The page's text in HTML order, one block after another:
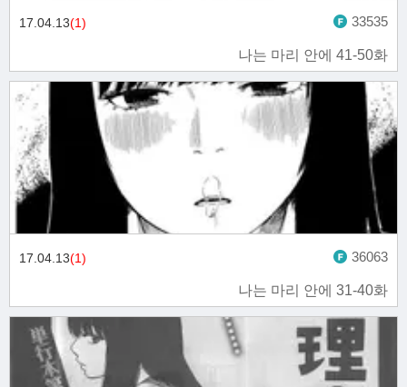
나는 마리 안에 41-50화
17.04.13(1) 33535
나는 마리 안에 31-40화
17.04.13(1) 36063